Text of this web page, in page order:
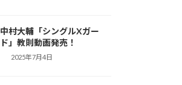
中村大輔「シングルXガー
ド」教則動画発売！
2025年7月4日